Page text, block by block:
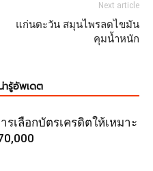
Next article
แก่นตะวัน สมุนไพรลดไขมัน
คุมน้ำหนัก
ารู้อัพเดต
เลือกบัตรเครดิตให้เหมาะ